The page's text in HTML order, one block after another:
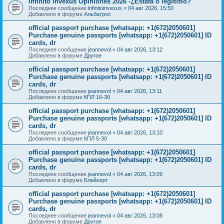
Последнее сообщение infinitoinvexus « 04 авг 2026, 15:50
Добавлено в форуме Альбатрос
official passport purchase [whatsapp: +1(672)2050601]
Purchase genuine passports [whatsapp: +1(672)2050601] ID
cards, dr
Последнее сообщение jeannevol « 04 авг 2026, 13:12
Добавлено в форуме Другое
official passport purchase [whatsapp: +1(672)2050601]
Purchase genuine passports [whatsapp: +1(672)2050601] ID
cards, dr
Последнее сообщение jeannevol « 04 авг 2026, 13:11
Добавлено в форуме КПЛ 16-30
official passport purchase [whatsapp: +1(672)2050601]
Purchase genuine passports [whatsapp: +1(672)2050601] ID
cards, dr
Последнее сообщение jeannevol « 04 авг 2026, 13:10
Добавлено в форуме КПЛ 5-30
official passport purchase [whatsapp: +1(672)2050601]
Purchase genuine passports [whatsapp: +1(672)2050601] ID
cards, dr
Последнее сообщение jeannevol « 04 авг 2026, 13:09
Добавлено в форуме Блейхерт
official passport purchase [whatsapp: +1(672)2050601]
Purchase genuine passports [whatsapp: +1(672)2050601] ID
cards, dr
Последнее сообщение jeannevol « 04 авг 2026, 13:08
Добавлено в форуме Другое